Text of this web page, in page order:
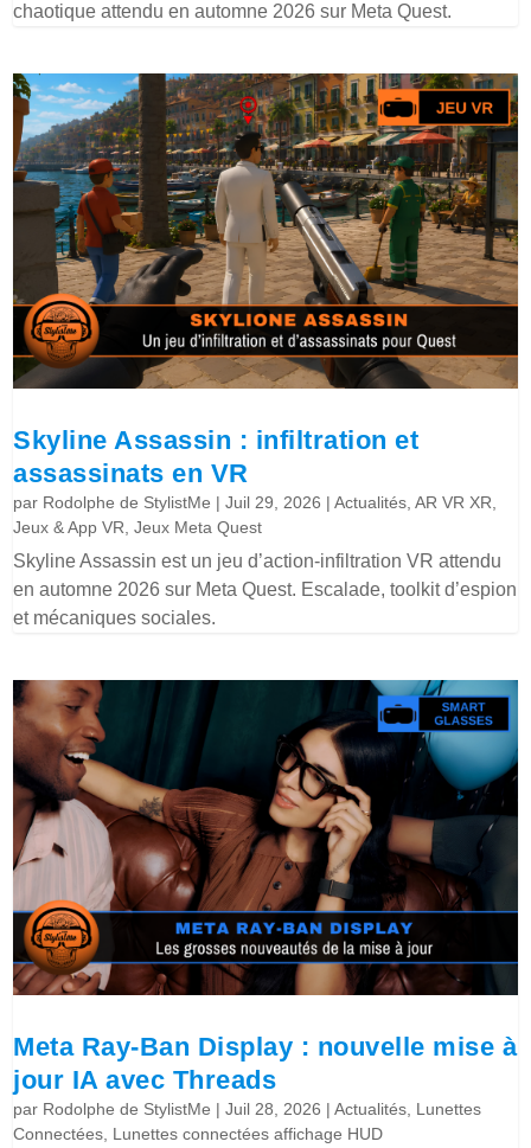
chaotique attendu en automne 2026 sur Meta Quest.
Skyline Assassin : infiltration et
assassinats en VR
par Rodolphe de StylistMe |Juil 29, 2026 |Actualités ,AR VR XR
Jeux & App VR ,Jeux Meta Quest
Skyline Assassin est un jeu d’action-infiltration VR attendu
en automne 2026 sur Meta Quest. Escalade, toolkit d’espion
et mécaniques sociales.
Meta Ray-Ban Display : nouvelle mise à
jour IA avec Threads
par Rodolphe de StylistMe |Juil 28, 2026 |Actualités Lunettes
Connectées Lunettes connectées affichage HUD